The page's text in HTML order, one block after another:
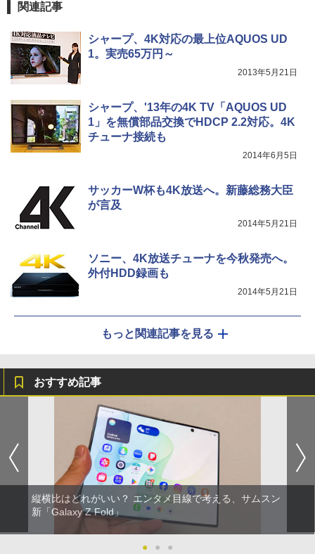
関連記事
シャープ、4K対応の最上位AQUOS UD
1。実売65万円～
2013年5月21日
シャープ、'13年の4K TV「AQUOS UD
1」を無償部品交換でHDCP 2.2対応。4K
チューナ接続も
2014年6月5日
サッカーW杯も4K放送へ。新藤総務大臣
が言及
2014年5月21日
ソニー、4K放送チューナを今秋発売へ。
外付HDD録画も
2014年5月21日
もっと関連記事を見る
おすすめ記事
縦横比はどれがいい？ エンタメ目線で考える、サムスン
新「Galaxy Z Fold」
● ● ●